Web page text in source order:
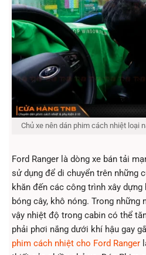
Chủ xe nên dán phim cách nhiệt loại
Ford Ranger là dòng xe bán tải
sử dụng để di chuyển trên những
khăn đến các công trình xây
bóng cây, khô nóng. Trong
vậy nhiệt độ trong cabin có thể
phải phơi nắng dưới khí hậu gay
phim cách nhiệt cho Ford Ranger